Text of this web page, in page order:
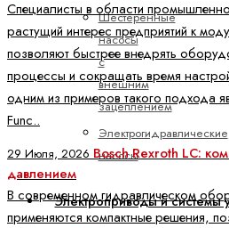
Шестеренные
насосы
с
внешним
зацеплением
Электрогидравлические
насосы
Электроприводы и системы
Специалисты в области
растущий интерес предприятий к
позволяют быстрее внедрять
процессы и сокращать время
одним из примеров такого подхода
Func..
29 Июля, 2026 Bosch Rexroth LC:
давлением
В современном гидравлическом
применяются компактные решения,